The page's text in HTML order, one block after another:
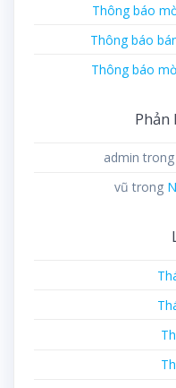
Thông báo
Thông báo
Thông báo
admin trong
vũ trong